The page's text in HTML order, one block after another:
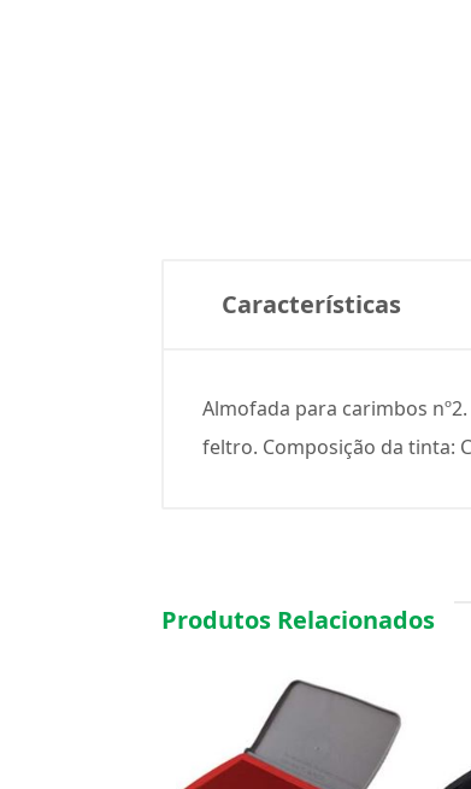
Características
Almofada para carimbos
feltro. Composição da tinta:
Produtos Relacionados